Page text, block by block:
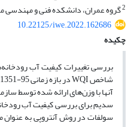
2گروه عمران، دانشکده فنی و مهندسی
10.22125/iwe.2022.162686
چکیده
بررسی تغییرات کیفیت آب
آنها با وزن‌های ارائه شده توسط
سدیم برای بررسی کیفیت آب
سولفات در روش آنتروپی به عنوان